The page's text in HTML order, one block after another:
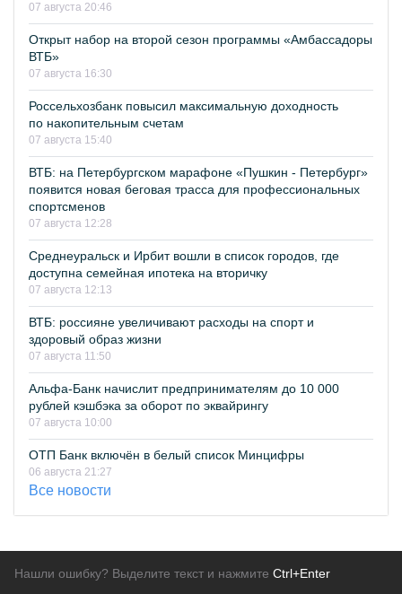
07 августа 20:46
Открыт набор на второй сезон программы «Амбассадоры
ВТБ»
07 августа 16:30
Россельхозбанк повысил максимальную доходность
по накопительным счетам
07 августа 15:40
ВТБ: на Петербургском марафоне «Пушкин - Петербург»
появится новая беговая трасса для профессиональных
спортсменов
07 августа 12:28
Среднеуральск и Ирбит вошли в список городов, где
доступна семейная ипотека на вторичку
07 августа 12:13
ВТБ: россияне увеличивают расходы на спорт и
здоровый образ жизни
07 августа 11:50
Альфа-Банк начислит предпринимателям до 10 000
рублей кэшбэка за оборот по эквайрингу
07 августа 10:00
ОТП Банк включён в белый список Минцифры
06 августа 21:27
Все новости
Нашли ошибку? Выделите текст и нажмите Ctrl+Enter